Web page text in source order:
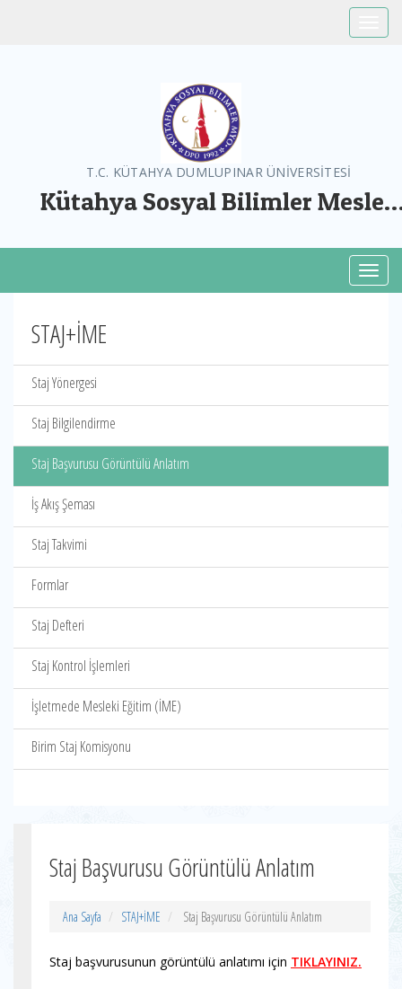
T.C. KÜTAHYA DUMLUPINAR ÜNİVERSİTESİ
Kütahya Sosyal Bilimler Meslek
STAJ+İME
Staj Yönergesi
Staj Bilgilendirme
Staj Başvurusu Görüntülü Anlatım
İş Akış Şeması
Staj Takvimi
Formlar
Staj Defteri
Staj Kontrol İşlemleri
İşletmede Mesleki Eğitim (İME)
Birim Staj Komisyonu
Staj Başvurusu Görüntülü Anlatım
Ana Sayfa STAJ+İME Staj Başvurusu Görüntülü Anlatım
Staj başvurusunun görüntülü anlatımı için TIKLAYINIZ.